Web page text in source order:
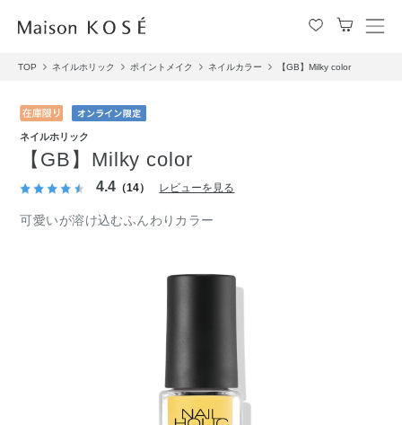
メ
TOP ネイルホリック ポイントメイク ネイルカラー 【GB】Milky color
ネイルホリック
【GB】Milky color
4.4 （14） レビューを見る
可愛いが溶け込むふんわりカラー